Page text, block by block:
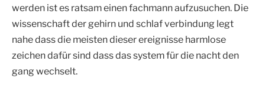
werden ist es ratsam einen fachmann aufzusuchen. Die
wissenschaft der gehirn und schlaf verbindung legt
nahe dass die meisten dieser ereignisse harmlose
zeichen dafür sind dass das system für die nacht den
gang wechselt.